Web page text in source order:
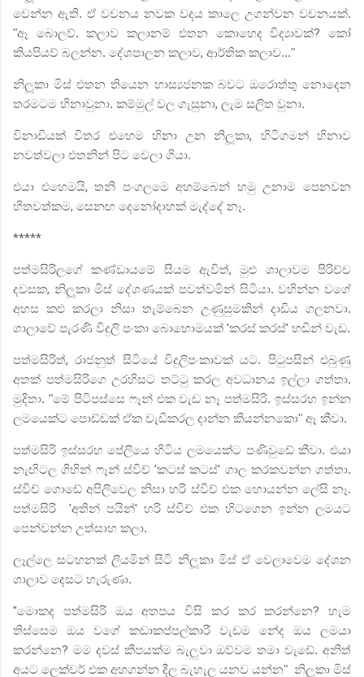
වෙන්න ඇති. ඒ වචනය නවක වදය කාලෙ උගන්වන වචනයක්.
"ඈ බොලව්. කලාව කලානම් එතන කොහෙද විද්‍යාවක්?කෝ
කියපියව් බලන්න. දේශපාලන කලාව, ආර්තික කලාව..."
නිලූකා මිස් එතන තියෙන හාස්‍යජනක බවට ඔරොත්තු නොදෙන
තරමටම හිනාවුනා. කම්මුල් වල ගැසුනා, ලැම සලිත වුනා.
විනාඩියක් විතර එහෙම හිනා උන නිලූකා, හිටිගමන් හිනාව
නවත්වලා එතනින් පිට වෙලා ගියා.
එයා එහෙමයි,තනි පංගලමෙ අහම්බෙන් හමු උනාම පෙනවන
හිතවත්කම, සෙනඟ දෙනෝදාහක් මැද්දේ නෑ.
*****
පත්මසිරිලගේ කණ්ඩායමේ සීයම ඇවිත්,මුළු ශාලාවම පිරිච්ච
දවසක, නිලූකා මිස් දේශණයක් පවත්වමින් සිටියා. වහින්න වගේ
අහස කළු කරලා නිසා තැම්බෙන උණුසුමකින් දාඩිය ගලනවා.
ශාලාවේ පැරණි විදුලි පංකා බොහොමයක් 'කරස් කරස්' හඬින් වැඩ.
පත්මසිරිත්,රාජනුත් සිටියේ විදුලිපංකාවක් යට. පිටුපසින් එබුණු
අතක් පත්මසිරිගෙ උරහිසට තට්ටු කරල අවධානය ඉල්ලා ගත්තා.
මුදිතා. "මේ පිටිපස්සෙ ෆෑන් එක වැඩ නෑ පත්මසිරි. ඉස්සරහ ඉන්න
ලමයෙක්ට පොඩ්ඩක් ඒක වැඩිකරල දාන්න කියන්නකො" ඈ කීවා.
පත්මසිරි ඉස්සරහ පේලියෙ හිටිය ලමයෙක්ට පණිවුඩේ කීවා. එයා
නැඟිටල ගිහින් ෆෑන් ස්විච් 'කටස් කටස්' ගාල කරකවන්න ගත්තා.
ස්විච් ගොඩේ අපිලිවෙල නිසා හරි ස්විච් එක හොයන්න ලේසි නෑ.
පත්මසිරි
'අතින් පයින්' හරි ස්විච් එක හිටගෙන ඉන්න ලමයට
පෙන්වන්න උත්සාහ කලා.
ලෑල්ලෙ සටහනක් ලියමින් සිටි නිලූකා මිස් ඒ වෙලාවෙම දේශන
ශාලාව දෙසට හැරුණා.
"මොකද පත්මසිරි ඔය අතපය විසි කර කර කරන්නෙ? හැම
තිස්සෙම ඔය වගේ කඩාකප්පල්කාරී වැඩම නේද ඔය ලමයා
කරන්නෙ? මම දවස් කීපයක්ම බැලුවා ඔව්වම තමා වැඩේ. අනිත්
අයට ලෙක්චර් එක අහගන්න දීල බැහැල යනව යන්න" නිලූකා මිස්